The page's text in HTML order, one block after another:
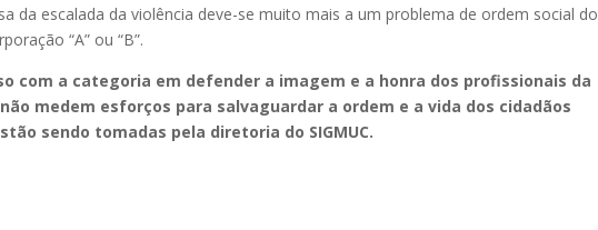
da escalada da violência deve-se muito mais a um problema de ordem social do
“A” ou “B”.
com a categoria em defender a imagem e a honra dos profissionais da
medem esforços para salvaguardar a ordem e a vida dos cidadãos
sendo tomadas pela diretoria do SIGMUC.